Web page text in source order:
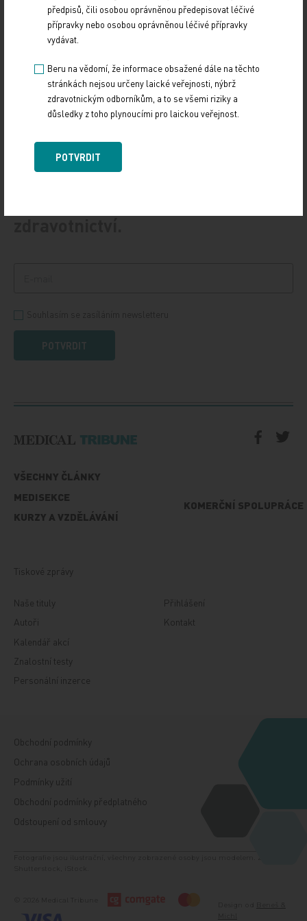
Vláda schválila Národní kardiovaskulární plán
12. 12. 2024
Vláda na svém zasedání ve středu 11. prosince schválila
důležitý dokument, Národní kardiovaskulární plán. Ten
definuje potřebné změny v oblasti…
PŘIHLASTE SE K ODBĚRU NOVINEK.
POTVRDIT
VŠECHNY ČLÁNKY
MEDISEKCE
KURZY A VZDĚLÁVÁNÍ
KOMERČNÍ SPOLUPRÁCE
Tiskové zprávy
Naše tituly
Autoři
Kalendář akcí
Znalostní testy
Personální inzerce
Přihlášení
Kontakt
Obchodní podmínky
Ochrana osobních údajů
Podmínky užití
Obchodní podmínky předplatného
Odstoupení od smlouvy
předpisů, čili osobou oprávněnou předepisovat léčivé
přípravky nebo osobou oprávněnou léčivé přípravky
vydávat.
Beru na vědomí, že informace obsažené dále na těchto
stránkách nejsou určeny laické veřejnosti, nýbrž
zdravotnickým odborníkům, a to se všemi riziky a
důsledky z toho plynoucími pro laickou veřejnost.
POTVRDIT